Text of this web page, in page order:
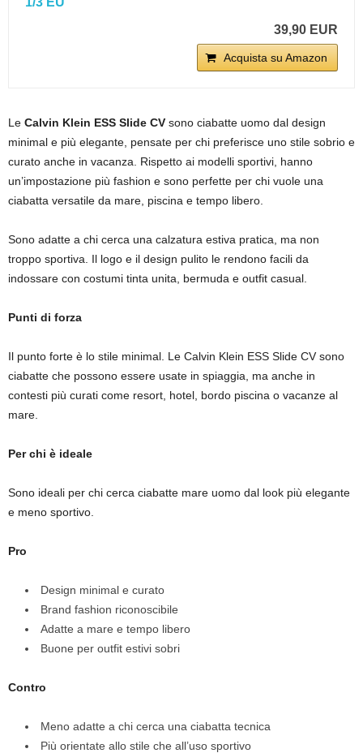
39,90 EUR
Acquista su Amazon
Le Calvin Klein ESS Slide CV sono ciabatte uomo dal design
minimal e più elegante, pensate per chi preferisce uno stile sobrio e
curato anche in vacanza. Rispetto ai modelli sportivi, hanno
un’impostazione più fashion e sono perfette per chi vuole una
ciabatta versatile da mare, piscina e tempo libero.
Sono adatte a chi cerca una calzatura estiva pratica, ma non
troppo sportiva. Il logo e il design pulito le rendono facili da
indossare con costumi tinta unita, bermuda e outfit casual.
Punti di forza
Il punto forte è lo stile minimal. Le Calvin Klein ESS Slide CV sono
ciabatte che possono essere usate in spiaggia, ma anche in
contesti più curati come resort, hotel, bordo piscina o vacanze al
mare.
Per chi è ideale
Sono ideali per chi cerca ciabatte mare uomo dal look più elegante
e meno sportivo.
Pro
Design minimal e curato
Brand fashion riconoscibile
Adatte a mare e tempo libero
Buone per outfit estivi sobri
Contro
Meno adatte a chi cerca una ciabatta tecnica
Più orientate allo stile che all’uso sportivo